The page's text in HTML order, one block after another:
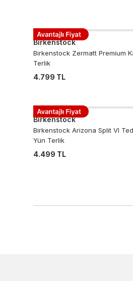
Birkenstock
Birkenstock Zermatt Premium
Terlik
4.799 TL
Birkenstock
Birkenstock Arizona Split Vl
Yün Terlik
4.499 TL